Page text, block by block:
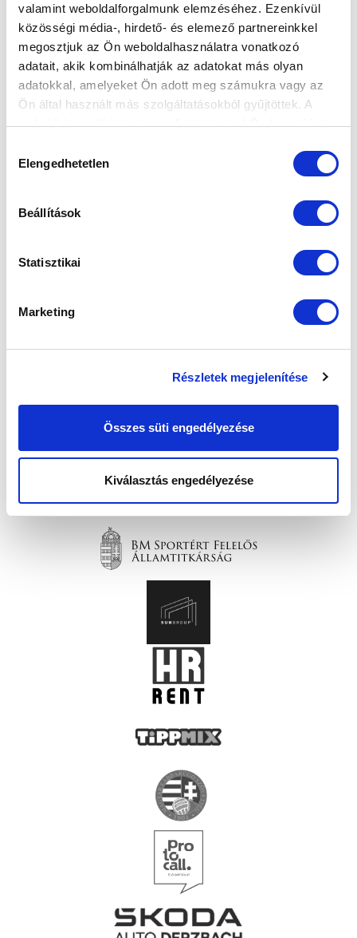
valamint weboldalforgalmunk elemzéséhez. Ezenkívül
közösségi média-, hirdető- és elemező partnereinkkel
megosztjuk az Ön weboldalhasználatra vonatkozó
adatait, akik kombinálhatják az adatokat más olyan
adatokkal, amelyeket Ön adott meg számukra vagy az
Ön által használt más szolgáltatásokból gyűjtöttek. A
weboldalon való böngészés folytatásával Ön hozzájárul a
kiválasztása
Elengedhetetlen
Beállítások
Statisztikai
Marketing
Részletek megjelenítése
Összes süti engedélyezése
Kiválasztás engedélyezése
FELIRATKOZOM